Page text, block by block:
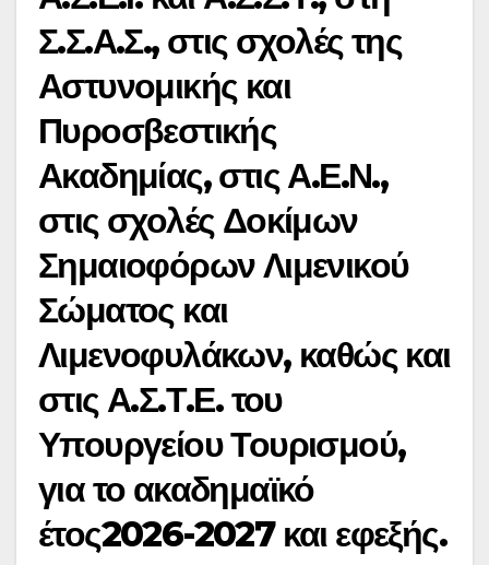
Σ.Σ.Α.Σ., στις σχολές της
Αστυνομικής και
Πυροσβεστικής
Ακαδημίας, στις Α.Ε.Ν.,
στις σχολές Δοκίμων
Σημαιοφόρων Λιμενικού
Σώματος και
Λιμενοφυλάκων, καθώς και
στις Α.Σ.Τ.Ε. του
Υπουργείου Τουρισμού,
για το ακαδημαϊκό
έτος2026-2027 και εφεξής.